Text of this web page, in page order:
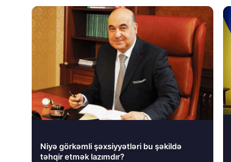
Niyə görkəmli şəxsiyyətləri bu şəkildə
təhqir etmək lazımdır?